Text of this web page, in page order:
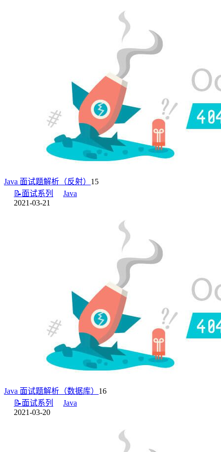
Java 面试题解析（反射） 15
📝面试系列
Java
2021-03-21
Java 面试题解析（数据库） 16
📝面试系列
Java
2021-03-20